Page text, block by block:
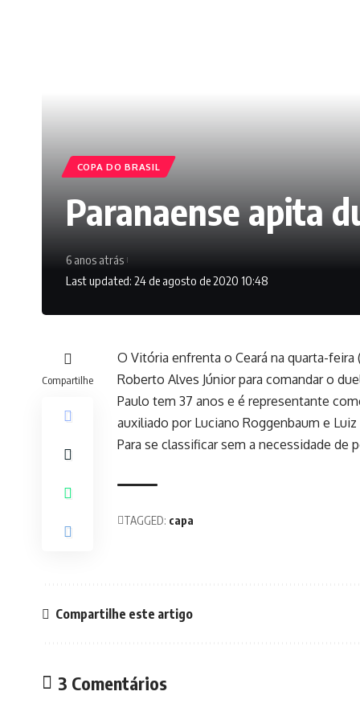
COPA DO BRASIL
Paranaense apita
Last updated: 24 de agosto de 2020 10:48
6 anos atrás
Compartilhe
O Vitória enfrenta o Ceará na quarta-feira
Roberto Alves Júnior para comandar o
Paulo tem 37 anos e é representante
auxiliado por Luciano Roggenbaum e
Para se classificar sem a necessidade de
TAGGED: capa
Compartilhe este artigo
3 Comentários